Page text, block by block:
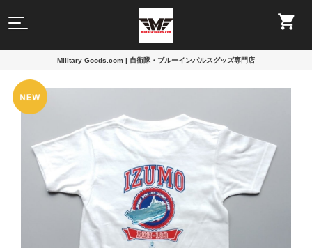
Military Goods.com | 自衛隊・ブルーインパルスグッズ専門店